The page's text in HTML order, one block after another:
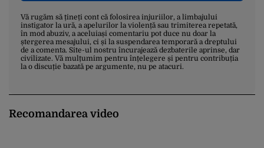
Vă rugăm să țineți cont că folosirea injuriilor, a limbajului
instigator la ură, a apelurilor la violență sau trimiterea repetată,
în mod abuziv, a aceluiași comentariu pot duce nu doar la
ștergerea mesajului, ci și la suspendarea temporară a dreptului
de a comenta. Site-ul nostru încurajează dezbaterile aprinse, dar
civilizate. Vă mulțumim pentru înțelegere și pentru contribuția
la o discuție bazată pe argumente, nu pe atacuri.
Recomandarea video